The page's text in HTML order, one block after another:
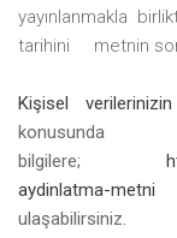
yayınlanmakla
tarihini
metnin
Kişisel verilerinizin
bilgilere;
aydinlatma-metni
ulaşabilirsiniz.